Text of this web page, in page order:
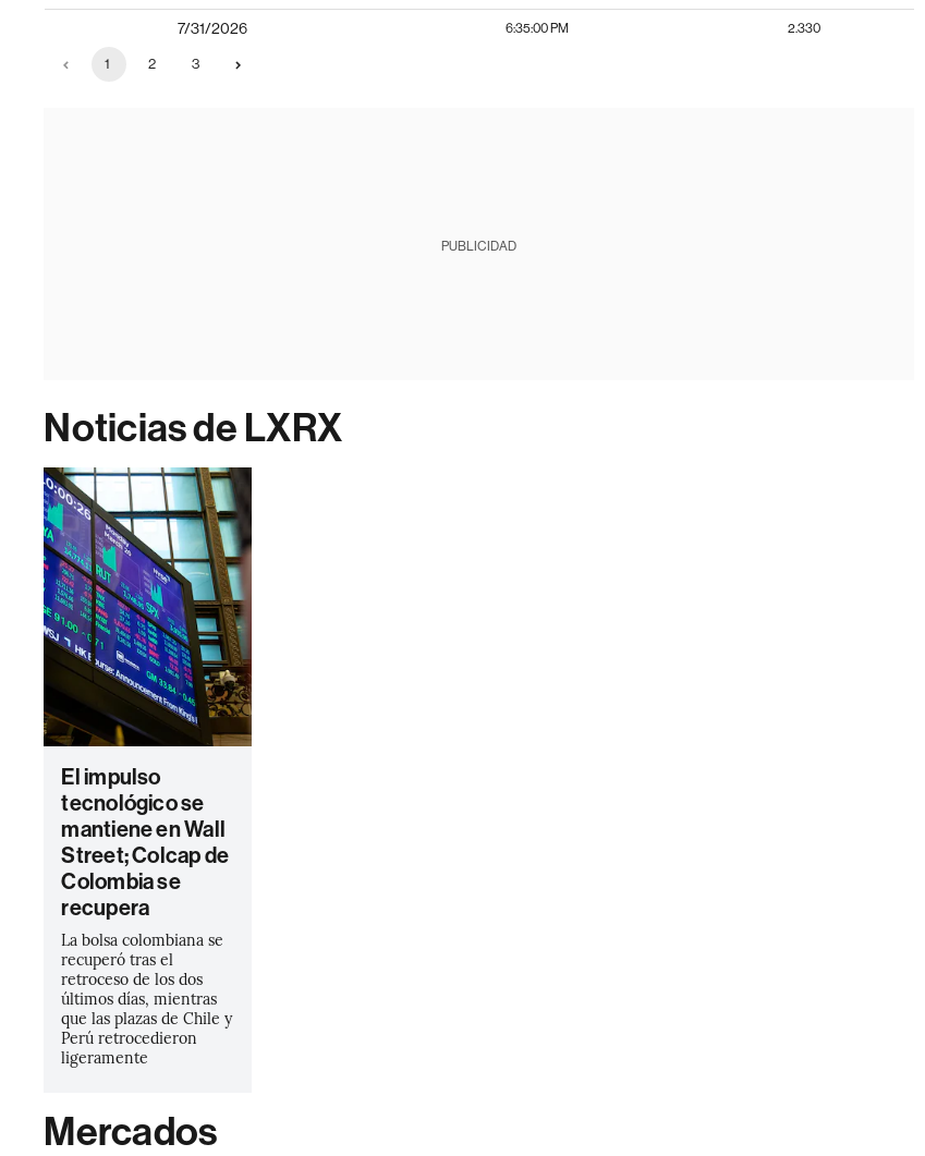
7/31/2026 6:35:00 PM 2.330
1 2 3
PUBLICIDAD
Noticias de LXRX
El impulso
tecnológico se
mantiene en Wall
Street; Colcap de
Colombia se
recupera
La bolsa colombiana se
recuperó tras el
retroceso de los dos
últimos días, mientras
que las plazas de Chile y
Perú retrocedieron
ligeramente
Mercados